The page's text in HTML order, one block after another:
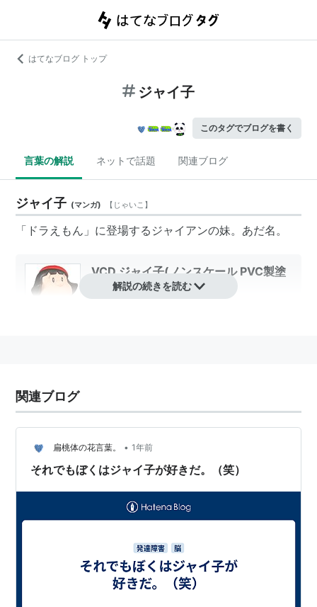
はてなブログ トップ
ジャイ子
このタグでブログを書く
言葉の解説 ネットで話題 関連ブログ
ジャイ子 (マンガ) 【 じゃいこ 】
「ドラえもん」に登場するジャイアンの妹。あだ名。
VCD ジャイ子(ノンスケール PVC製塗
装済み完成品)
ドラえもんがのび太のところにやってくるまでは、将来
のび太と結婚することになっていた。
ジャイアンの妹ということでジャイ子と呼ばれているが
本名は不詳。兄同様に姓は剛田だと思われるが下の名前
は公式に「不詳」とされていた。
どの意見も謳われていたが、2006年2月19日テレビ朝日
「ドラえもん誕生物語〜藤子・F・不二雄からの手
解説の続きを読む
関連ブログ
扁桃体の花言葉。 • 1年前
それでもぼくはジャイ子が好きだ。（笑）